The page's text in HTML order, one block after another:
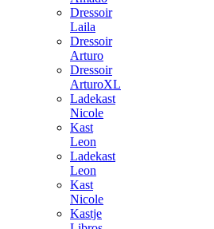
Dressoir
Laila
Dressoir
Arturo
Dressoir
ArturoXL
Ladekast
Nicole
Kast
Leon
Ladekast
Leon
Kast
Nicole
Kastje